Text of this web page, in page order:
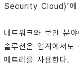
Security Cloud)’에
네트워크와 보안 분
솔루션은 업계에서도
메트리를 사용한다.